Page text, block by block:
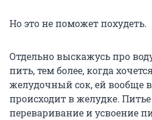
Но это не поможет похудеть.
Отдельно выскажусь про
пить, тем более, когда
желудочный сок, ей вообще
происходит в желудке.
переваривание и усвоение